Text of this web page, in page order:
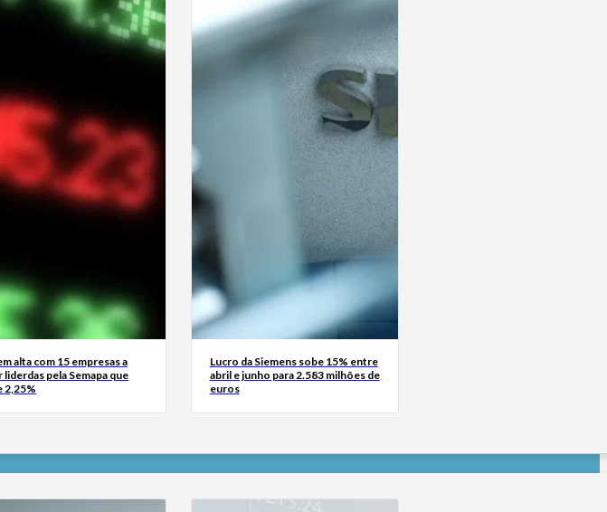
alta com 15 empresas a
liderdas pela Semapa que
2,25%
Lucro da Siemens sobe 15% entre
abril e junho para 2.583 milhões de
euros